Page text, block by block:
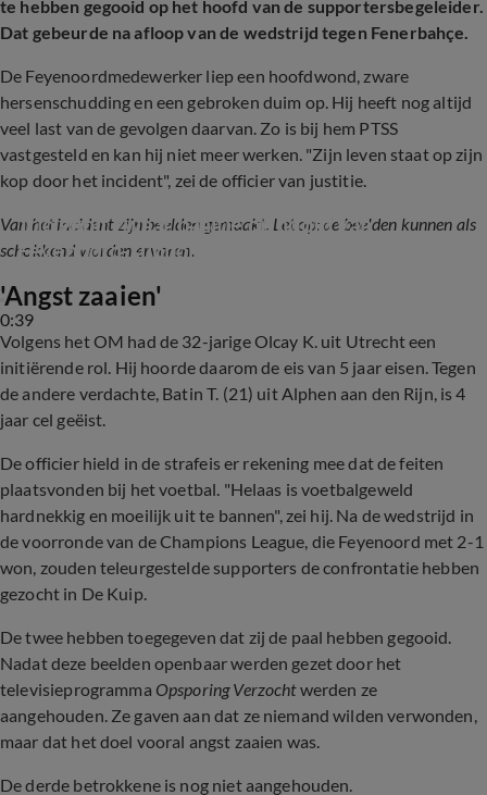
te hebben gegooid op het hoofd van de supportersbegeleider.
Dat gebeurde na afloop van de wedstrijd tegen Fenerbahçe.
De Feyenoordmedewerker liep een hoofdwond, zware
hersenschudding en een gebroken duim op. Hij heeft nog altijd
veel last van de gevolgen daarvan. Zo is bij hem PTSS
vastgesteld en kan hij niet meer werken. "Zijn leven staat op zijn
kop door het incident", zei de officier van justitie.
Van het incident zijn beelden gemaakt. Let op: de beelden kunnen als
schokkend worden ervaren.
0:39
Trio gooit zwaar paaltje op hoofd van
Feyenoord-supporter
'Angst zaaien'
Volgens het OM had de 32-jarige Olcay K. uit Utrecht een
initiërende rol. Hij hoorde daarom de eis van 5 jaar eisen. Tegen
de andere verdachte, Batin T. (21) uit Alphen aan den Rijn, is 4
jaar cel geëist.
De officier hield in de strafeis er rekening mee dat de feiten
plaatsvonden bij het voetbal. "Helaas is voetbalgeweld
hardnekkig en moeilijk uit te bannen", zei hij. Na de wedstrijd in
de voorronde van de Champions League, die Feyenoord met 2-1
won, zouden teleurgestelde supporters de confrontatie hebben
gezocht in De Kuip.
De twee hebben toegegeven dat zij de paal hebben gegooid.
Nadat deze beelden openbaar werden gezet door het
televisieprogramma Opsporing Verzochtwerden ze
aangehouden. Ze gaven aan dat ze niemand wilden verwonden,
maar dat het doel vooral angst zaaien was.
De derde betrokkene is nog niet aangehouden.